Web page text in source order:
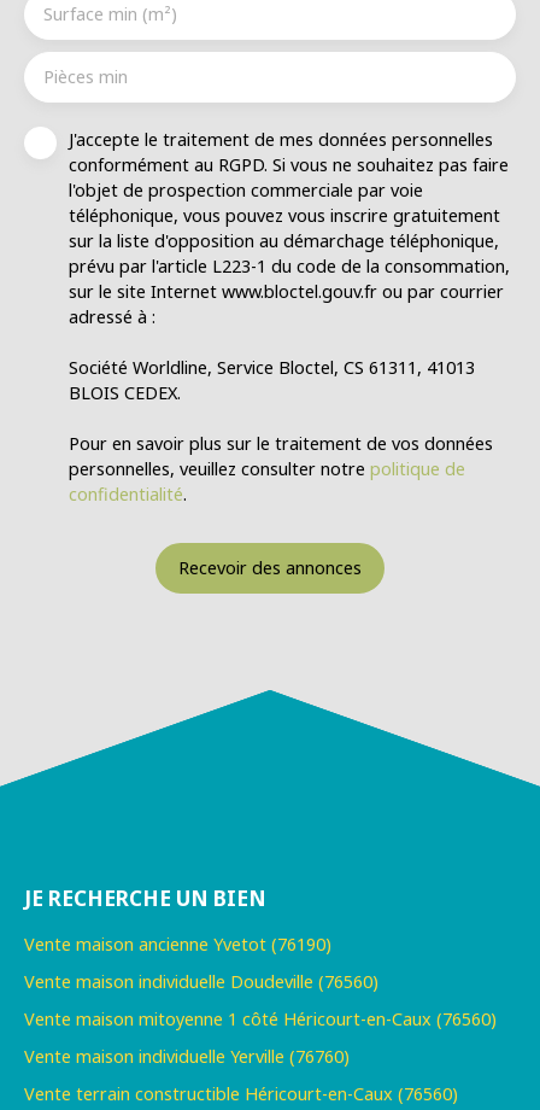
Surface min (m²)
Pièces min
J'accepte le traitement de mes données personnelles
conformément au RGPD. Si vous ne souhaitez pas faire
l'objet de prospection commerciale par voie
téléphonique, vous pouvez vous inscrire gratuitement
sur la liste d'opposition au démarchage téléphonique,
prévu par l'article L223-1 du code de la consommation,
sur le site Internet www.bloctel.gouv.fr ou par courrier
adressé à :
Société Worldline, Service Bloctel, CS 61311, 41013
BLOIS CEDEX.
Pour en savoir plus sur le traitement de vos données
personnelles, veuillez consulter notre politique de
confidentialité.
Recevoir des annonces
JE RECHERCHE UN BIEN
Vente maison ancienne Yvetot (76190)
Vente maison individuelle Doudeville (76560)
Vente maison mitoyenne 1 côté Héricourt-en-Caux (76560)
Vente maison individuelle Yerville (76760)
Vente terrain constructible Héricourt-en-Caux (76560)